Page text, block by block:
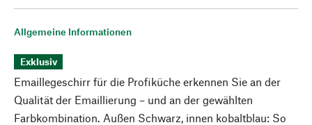
Allgemeine Informationen
Exklusiv
Emaillegeschirr für die Profiküche erkennen Sie an der
Qualität der Emaillierung – und an der gewählten
Farbkombination. Außen Schwarz, innen kobaltblau: So